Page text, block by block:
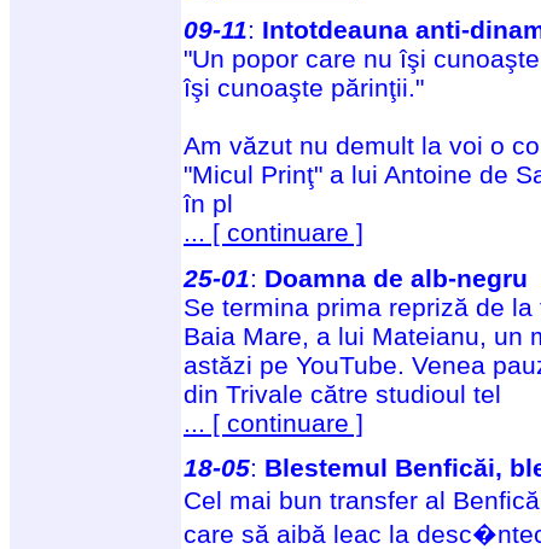
09-11: Intotdeauna anti-
"Un popor care nu îşi
îşi cunoaşte părinţii."
Am văzut nu demult la voi o
"Micul Prinţ" a lui Antoine de
în pl
... [ continuare ]
25-01: Doamna de alb-negru
Se termina prima repriză de
Baia Mare, a lui Mateianu, un
astăzi pe YouTube. Venea
din Trivale către studioul tel
... [ continuare ]
18-05: Blestemul Benficăi,
Cel mai bun transfer al
care să aibă leac la